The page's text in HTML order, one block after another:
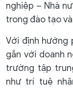
nghiệp – Nhà
trong đào tạo
Với định hướng
gắn với doanh
trường tập
như trí tuệ